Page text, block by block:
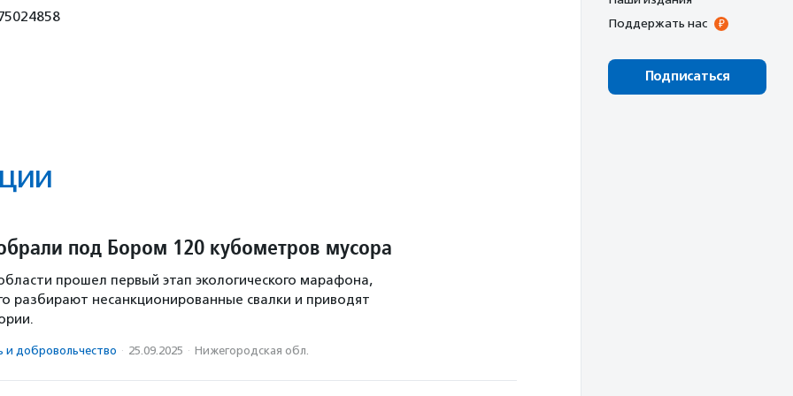
под Бором 120 кубометров мусора
прошел первый этап экологического марафона,
разбирают несанкционированные свалки и приводят
и доброволь­чест­во · 25.09.2025 · Нижегородская обл.
Поддержать нас
Подписаться